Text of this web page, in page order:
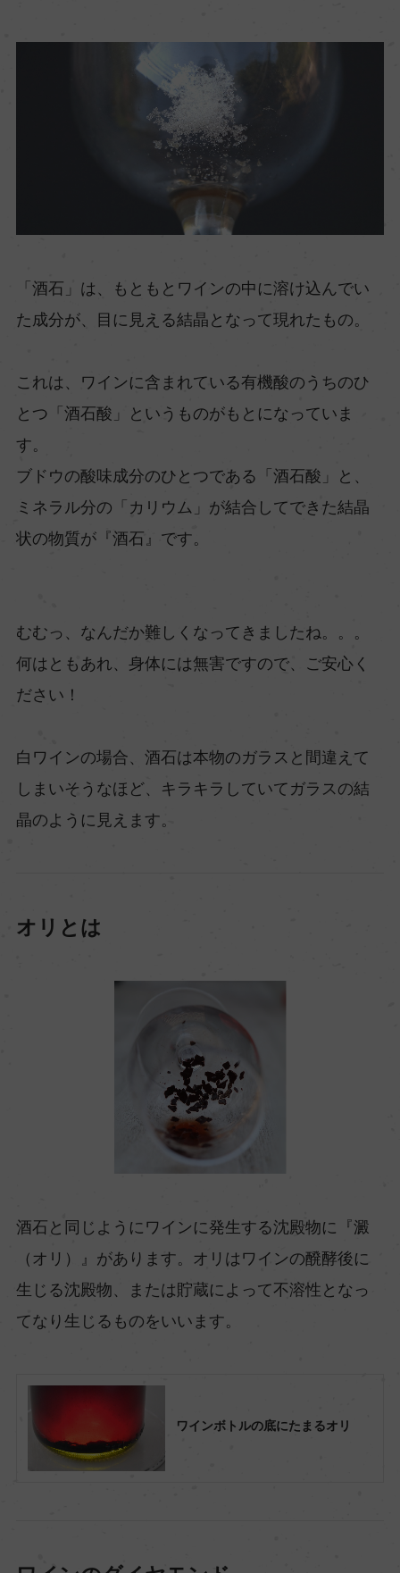
「酒石」は、もともとワインの中に溶け込んでい
た成分が、目に見える結晶となって現れたもの。
これは、ワインに含まれている有機酸のうちのひ
とつ「酒石酸」というものがもとになっていま
す。
ブドウの酸味成分のひとつである「酒石酸」と、
ミネラル分の「カリウム」が結合してできた結晶
状の物質が『酒石』です。
むむっ、なんだか難しくなってきましたね。。。
何はともあれ、身体には無害ですので、ご安心く
ださい！
白ワインの場合、酒石は本物のガラスと間違えて
しまいそうなほど、キラキラしていてガラスの結
晶のように見えます。
オリとは
酒石と同じようにワインに発生する沈殿物に『澱
（オリ）』があります。オリはワインの醗酵後に
生じる沈殿物、または貯蔵によって不溶性となっ
てなり生じるものをいいます。
ワインボトルの底にたまるオリ